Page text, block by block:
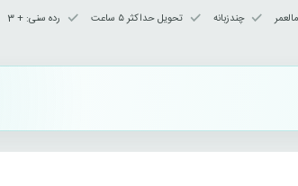
چندزبانه تحویل حداکثر ۵ ساعت رده سنی‌: + 3